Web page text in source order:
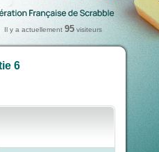
Il y a actuellement 95 visiteurs
6